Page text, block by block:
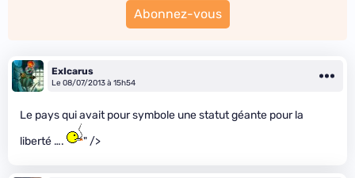
Abonnez-vous
ExIcarus
Le 08/07/2013 à 15h54
Le pays qui avait pour symbole une statut géante pour la
liberté ….
" />